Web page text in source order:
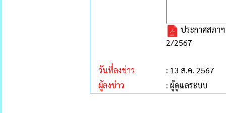
ประกาศสภา
2/2567
วันที่ลงข่าว
: 13 ส.ค. 2567
ผู้ลงข่าว
: ผู้ดูแลระบบ